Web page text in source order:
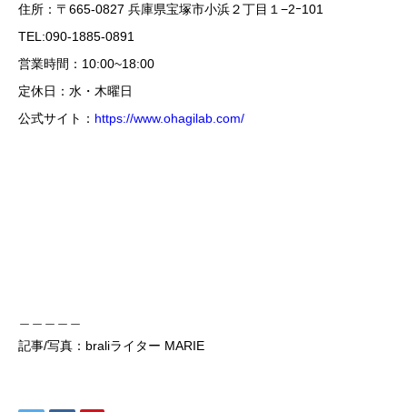
住所：〒665-0827 兵庫県宝塚市小浜２丁目１−2ｰ101
TEL:090-1885-0891
営業時間：10:00~18:00
定休日：水・木曜日
公式サイト： https://www.ohagilab.com/
記事/写真：braliライター MARIE